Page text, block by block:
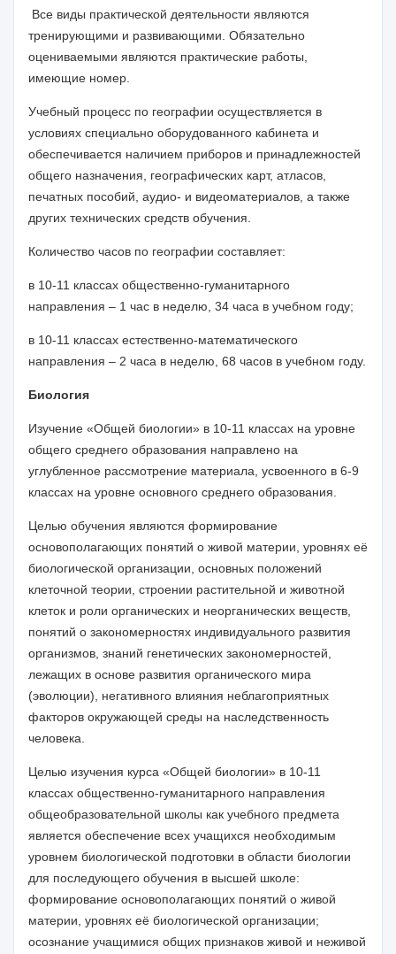
Все виды практической деятельности являются
тренирующими и развивающими. Обязательно
оцениваемыми являются практические работы,
имеющие номер.
Учебный процесс по географии осуществляется в
условиях специально оборудованного кабинета и
обеспечивается наличием приборов и принадлежностей
общего назначения, географических карт, атласов,
печатных пособий, аудио- и видеоматериалов, а также
других технических средств обучения.
Количество часов по географии составляет:
в 10-11 классах общественно-гуманитарного
направления – 1 час в неделю, 34 часа в учебном году;
в 10-11 классах естественно-математического
направления – 2 часа в неделю, 68 часов в учебном году.
Биология
Изучение «Общей биологии» в 10-11 классах на уровне
общего среднего образования направлено на
углубленное рассмотрение материала, усвоенного в 6-9
классах на уровне основного среднего образования
Целью обучения являются формирование
основополагающих понятий о живой материи, уровнях её
биологической организации, основных положений
клеточной теории, строении растительной и животной
клеток и роли органических и неорганических веществ,
понятий о закономерностях индивидуального развития
организмов, знаний генетических закономерностей,
лежащих в основе развития органического мира
(эволюции), негативного влияния неблагоприятных
факторов окружающей среды на наследственность
человека.
Целью изучения курса «Общей биологии» в 10-11
классах общественно-гуманитарного направления
общеобразовательной школы как учебного предмета
является обеспечение всех учащихся необходимым
уровнем биологической подготовки в области биологии
для последующего обучения в высшей школе:
формирование основополагающих понятий о живой
материи, уровнях её биологической организации;
осознание учащимися общих признаков живой и неживой